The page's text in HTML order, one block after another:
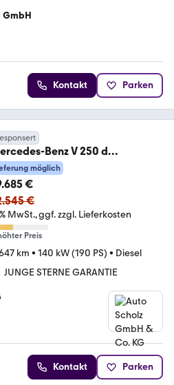
Kontakt Parken
Benz V 250 d
Lang
möglich
€
€
MwSt. ggf. zzgl. Lieferkosten
Preis
km • 140 kW (190 PS) • Diesel
JUNGE STERNE GARANTIE
Kontakt Parken